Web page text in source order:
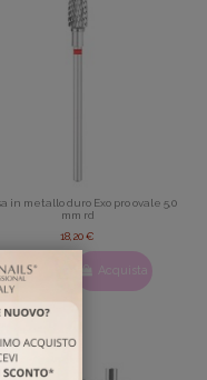
in metallo duro Exo pro ovale 5,0
mm rd
18,20 €
Acquista